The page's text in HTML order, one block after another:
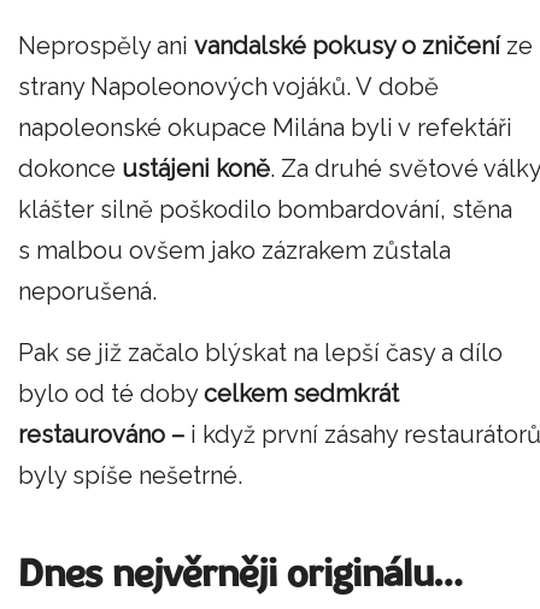
Neprospěly ani vandalské pokusy o zničeníze
strany Napoleonových vojáků. V době
napoleonské okupace Milána byli v refektáři
dokonce ustájeni koně. Za druhé světové války
klášter silně poškodilo bombardování, stěna
s malbou ovšem jako zázrakem zůstala
neporušená.
Pak se již začalo blýskat na lepší časy a dílo
bylo od té dobycelkem sedmkrát
restaurováno – i když první zásahy restaurátorů
byly spíše nešetrné.
Dnes nejvěrněji originálu…